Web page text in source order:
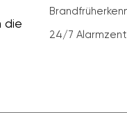
die
24/7